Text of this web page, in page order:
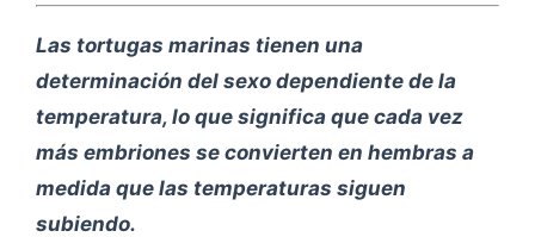
Las tortugas marinas tienen una
determinación del sexo dependiente de la
temperatura, lo que significa que cada vez
más embriones se convierten en hembras a
medida que las temperaturas siguen
subiendo.